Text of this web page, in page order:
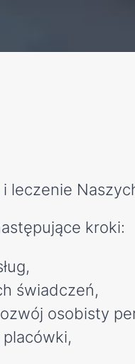
leczenie
kroki:
świadczeń,
osobisty